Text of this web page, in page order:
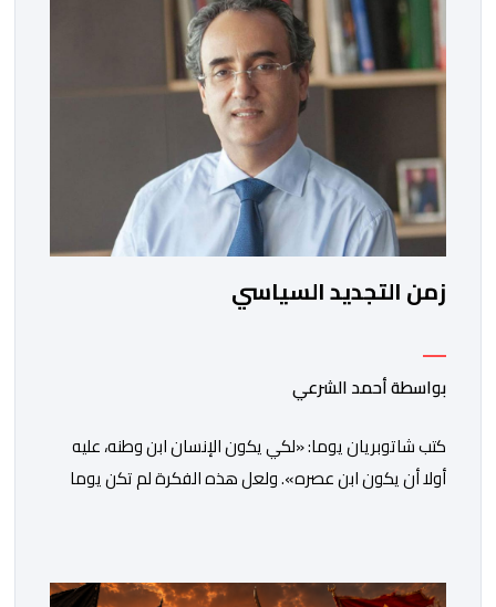
زمن التجديد السياسي
بواسطة أحمد الشرعي
كتب شاتوبريان يوما: «لكي يكون الإنسان ابن وطنه، عليه
أولا أن يكون ابن عصره». ولعل هذه الفكرة لم تكن يوما
فمنذ أكثر من عقدين، وبقيادة صاحب الجلالة الملك محمد